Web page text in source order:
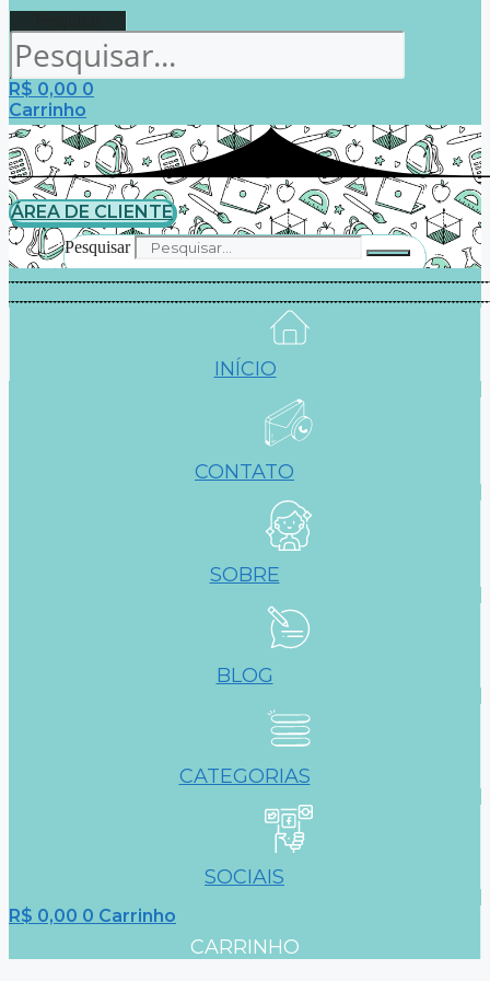
R$ 0,00 0
Carrinho
ÁREA DE CLIENTE
Pesquisar
INÍCIO
CONTATO
SOBRE
BLOG
CATEGORIAS
SOCIAIS
R$ 0,00 0 Carrinho
CARRINHO